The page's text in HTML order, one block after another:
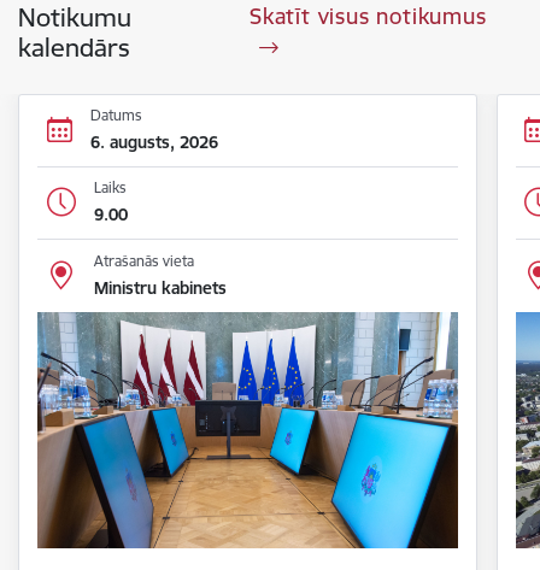
Notikumu
kalendārs
Skatīt visus notikumus
Datums
6. augusts, 2026
Laiks
9.00
Atrašanās vieta
Ministru kabinets